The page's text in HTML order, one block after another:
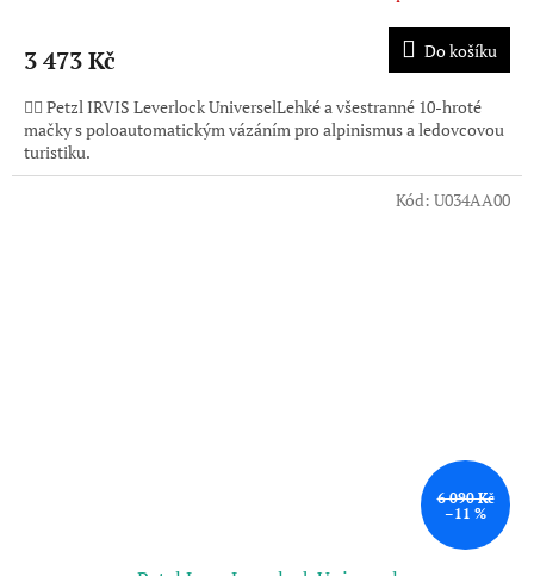
3 473 Kč Do košíku
🧗‍♂️ Petzl IRVIS Leverlock UniverselLehké a všestranné 10-hroté
mačky s poloautomatickým vázáním pro alpinismus a ledovcovou
turistiku.
6 090 Kč
–11 %
Kód: U034AA00